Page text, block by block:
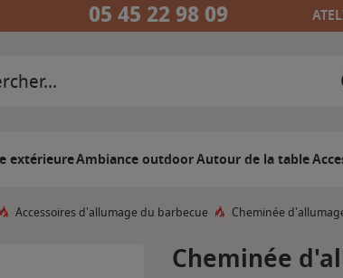
05 45 22 98 09
extérieureAmbiance outdoorAutour de la table
Accessoires d'allumage du barbecue Cheminée
Cheminée